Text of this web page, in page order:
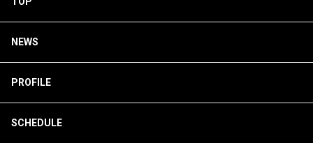
NEWS
PROFILE
SCHEDULE